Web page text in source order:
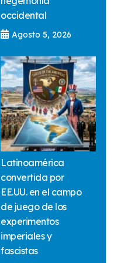
occidental
Agosto 5, 2026
Latinoamérica
convertida por
EE.UU. en el campo
de juego de los
experimentos
imperiales y
fascistas